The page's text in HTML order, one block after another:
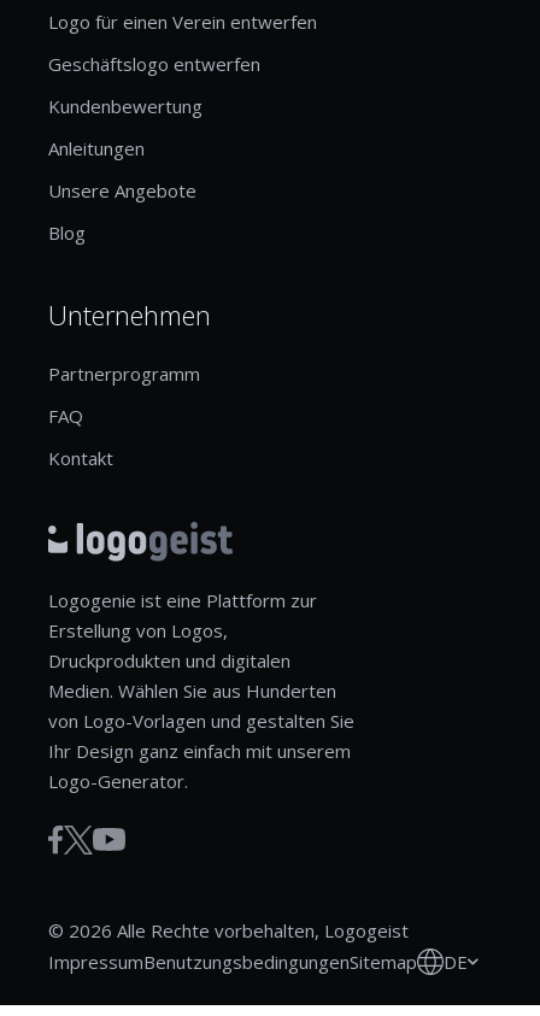
Logo für einen Verein entwerfen
Geschäftslogo entwerfen
Kundenbewertung
Anleitungen
Unsere Angebote
Blog
Unternehmen
Partnerprogramm
FAQ
Kontakt
Logogenie ist eine Plattform zur
Erstellung von Logos,
Druckprodukten und digitalen
Medien. Wählen Sie aus Hunderten
von Logo-Vorlagen und gestalten Sie
Ihr Design ganz einfach mit unserem
Logo-Generator.
© 2026 Alle Rechte vorbehalten, Logogeist
ImpressumBenutzungsbedingungenSitemap DE